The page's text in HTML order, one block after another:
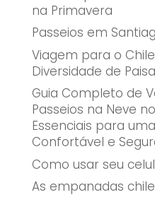
na Primavera
Passeios em
Viagem para o
Diversidade de
Guia Completo de
Passeios na Neve
Essenciais para
Confortável e
Como usar seu
As empanadas